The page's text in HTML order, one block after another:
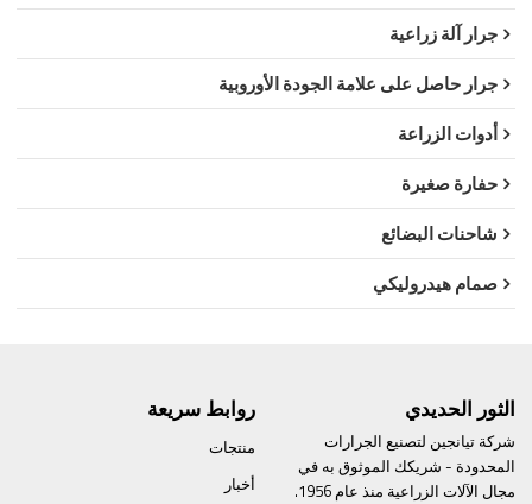
جرار آلة زراعية
جرار حاصل على علامة الجودة الأوروبية
أدوات الزراعة
حفارة صغيرة
شاحنات البضائع
صمام هيدروليكي
الثور الحديدي
شركة تيانجين لتصنيع الجرارات
المحدودة - شريكك الموثوق به في
مجال الآلات الزراعية منذ عام 1956.
روابط سريعة
منتجات
أخبار